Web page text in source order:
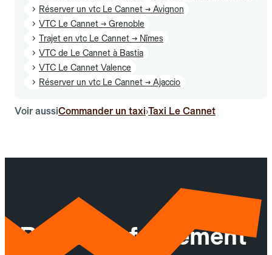
Réserver un vtc Le Cannet → Avignon
VTC Le Cannet → Grenoble
Trajet en vtc Le Cannet → Nîmes
VTC de Le Cannet à Bastia
VTC Le Cannet Valence
Réserver un vtc Le Cannet → Ajaccio
Voir aussiCommander un taxi›Taxi Le Cannet
Réservez facilement